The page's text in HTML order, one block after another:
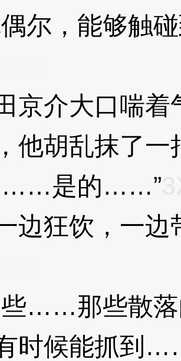
，能够触碰
介大口喘着
他胡乱抹了一
是的……”
狂饮，一边
……那些散落
时候能抓到